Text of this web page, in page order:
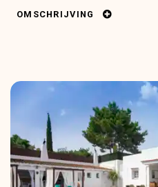
OMSCHRIJVING